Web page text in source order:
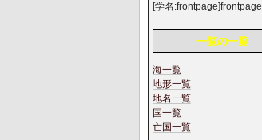
[学名:frontpage]frontpage
一覧の一覧
海一覧
地形一覧
地名一覧
国一覧
亡国一覧